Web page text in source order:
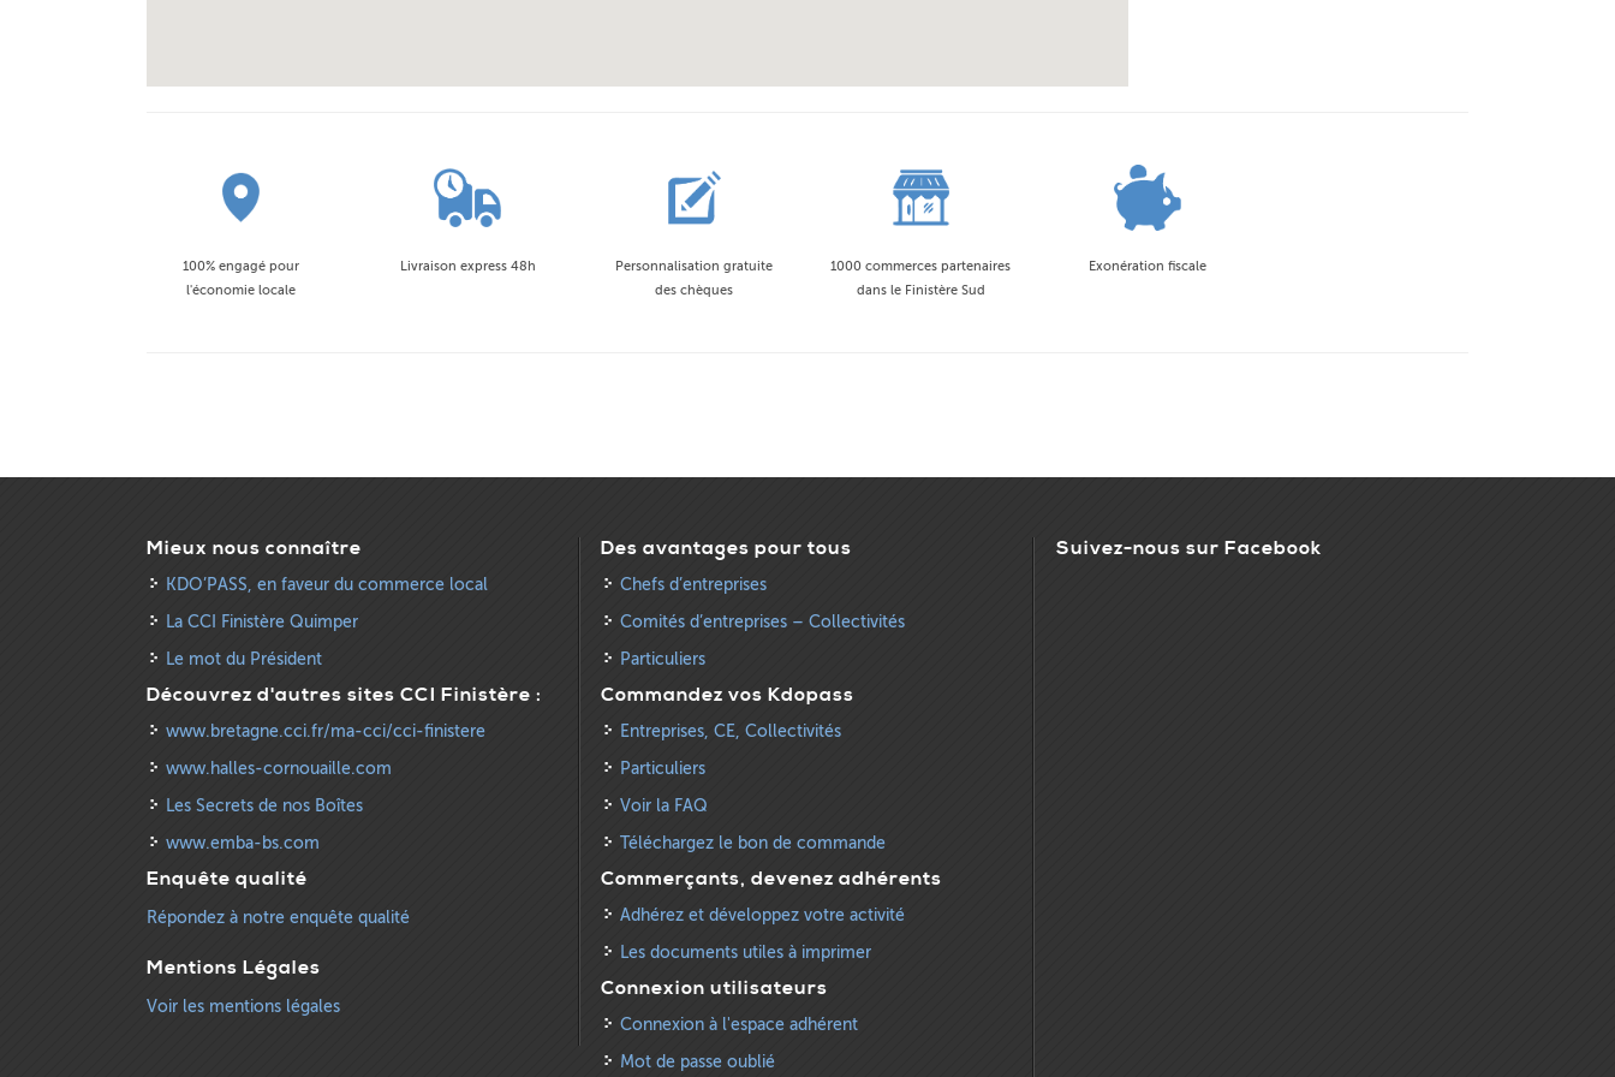
100% engagé pour
l'économie locale
Livraison express 48h
Personnalisation gratuite
des chèques
1000 commerces partenaires
dans le Finistère Sud
Exonération fiscale
Mieux nous connaître
KDO’PASS, en faveur du commerce local
La CCI Finistère Quimper
Le mot du Président
Découvrez d'autres sites CCI Finistère :
www.bretagne.cci.fr/ma-cci/cci-finistere
www.halles-cornouaille.com
Les Secrets de nos Boîtes
www.emba-bs.com
Enquête qualité
Répondez à notre enquête qualité
Mentions Légales
Voir les mentions légales
Des avantages pour tous
Chefs d’entreprises
Comités d’entreprises – Collectivités
Particuliers
Commandez vos Kdopass
Entreprises, CE, Collectivités
Particuliers
Voir la FAQ
Téléchargez le bon de commande
Commerçants, devenez adhérents
Adhérez et développez votre activité
Les documents utiles à imprimer
Connexion utilisateurs
Connexion à l'espace adhérent
Mot de passe oublié
Suivez-nous sur Facebook